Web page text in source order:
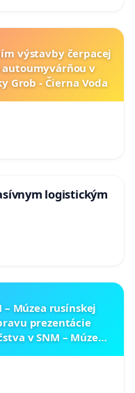
výstavby čerpacej
v
Grob - Čierna Voda
logistickým
– Múzea rusínskej
prezentácie
v SNM – Múzeu